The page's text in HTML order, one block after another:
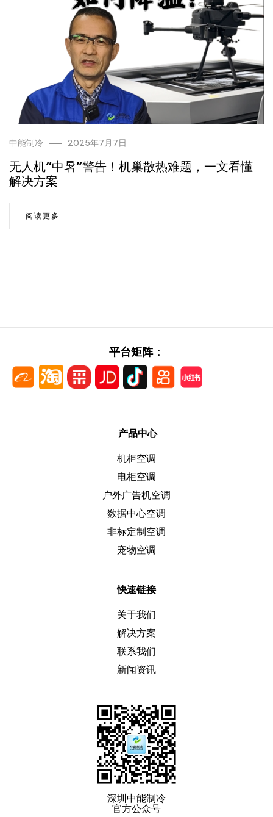
中能制冷 2025年7月7日
无人机“中暑”警告！机巢散热难题，一文看懂
解决方案
阅读更多
平台矩阵：
产品中心
机柜空调
电柜空调
户外广告机空调
数据中心空调
非标定制空调
宠物空调
快速链接
关于我们
解决方案
联系我们
新闻资讯
深圳中能制冷
官方公众号